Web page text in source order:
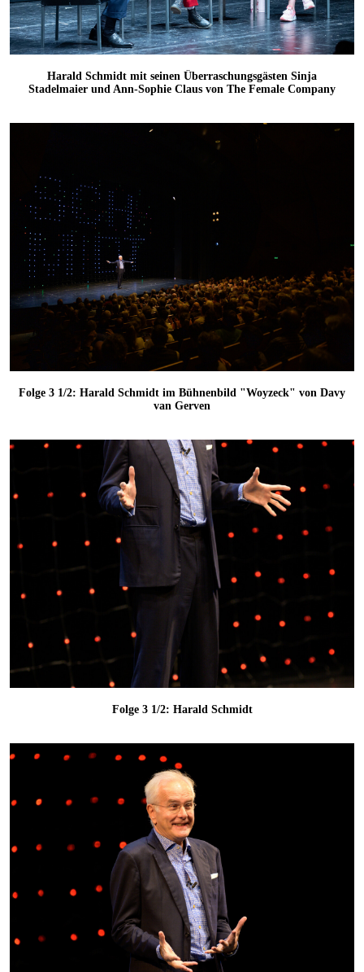
Harald Schmidt mit seinen Überraschungsgästen Sinja
Stadelmaier und Ann-Sophie Claus von The Female Company
Folge 3 1/2: Harald Schmidt im Bühnenbild "Woyzeck" von Davy
van Gerven
Folge 3 1/2: Harald Schmidt